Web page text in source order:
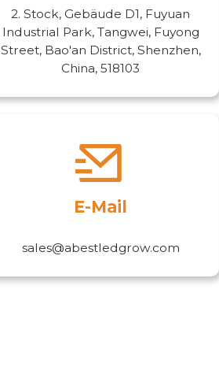
2. Stock, Gebäude D1, Fuyuan
Industrial Park, Tangwei, Fuyong
Street, Bao'an District, Shenzhen,
China, 518103
E-Mail
sales@abestledgrow.com